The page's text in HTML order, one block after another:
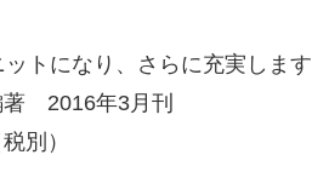
トになり、さらに充実します
2016年3月刊
）